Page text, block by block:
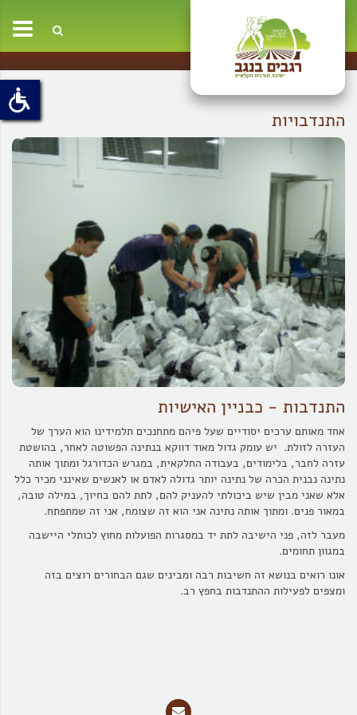
התנדבויות
התנדבות - כבניין האישיות
אחד מאותם ערכים יסודיים שעל פיהם מתחנכים תלמידינו הוא הערך של
העזרה לזולת. יש עומק גדול מאוד דווקא בנתינה הפשוטה לאחר, בהושטת
עזרה לחבר, בלימודים, בעבודה החלקאית, במגרש הכדורגל ומתוך אותה
נתינה נבנית הכרה של נתינה יותר גדולה לאדם או לאנשים שאינני מכיר כלל
אלא שאני מבין שיש ביכולתי להעניק להם, לתת להם בחיוך, במילה טובה,
במאור פנים. ומתוך אותה נתינה אני הוא זה שצומח, אני זה שמתפתח.
מעבר לזה, פני הישיבה לתת יד במסגרות הפועלות מחוץ לכותלי היישבה
במגוון תחומים.
אונו רואים בנושא זה חשיבות רבה ומבינים שגם הבחורים רוצים בזה
ומצפים לפעילות ההתנדבות בחפץ רב.